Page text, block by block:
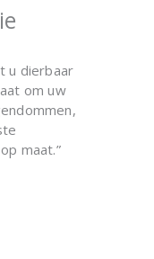
u dierbaar
om uw
maat.”